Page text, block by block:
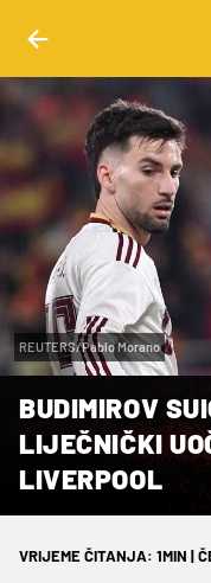
REUTERS/Pablo Morano
BUDIMIROV
LIJEČNIČKI
LIVERPOOL
VRIJEME ČITANJA: 1MIN |